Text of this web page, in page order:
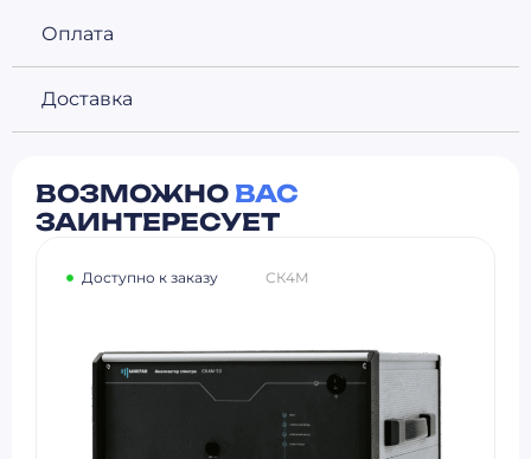
Оплата
Доставка
ВОЗМОЖНО ВАС
ЗАИНТЕРЕСУЕТ
Доступно к заказу СК4М